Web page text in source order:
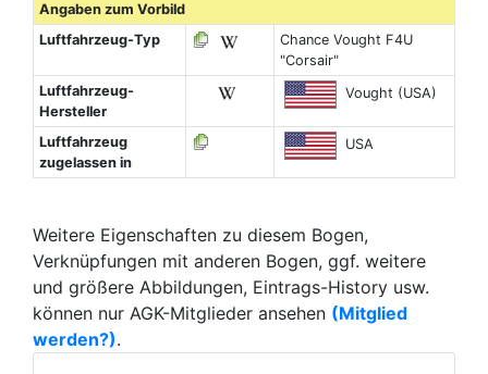
Angaben zum Vorbild
Luftfahrzeug-Typ
Chance Vought F4U
"Corsair"
Luftfahrzeug-
Hersteller
Vought (USA)
Luftfahrzeug
zugelassen in
USA
Weitere Eigenschaften zu diesem Bogen,
Verknüpfungen mit anderen Bogen, ggf. weitere
und größere Abbildungen, Eintrags-History usw.
können nur AGK-Mitglieder ansehen (Mitglied
werden?).